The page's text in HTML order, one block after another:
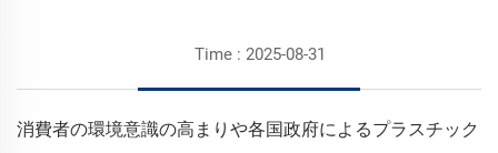
Time : 2025-08-31
消費者の環境意識の高まりや各国政府によるプラスチック